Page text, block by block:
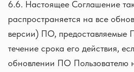
6.6. Настоящее Соглашение
распространяется на все
версии) ПО, предоставляемые
течение срока его действия,
обновлении ПО Пользователю